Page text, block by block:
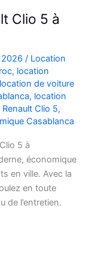
Clio 5 à
2026 / Location
, location
location de voiture
, location
Renault Clio 5,
Casablanca
5 à
économique
en ville. Avec la
en toute
de l’entretien.